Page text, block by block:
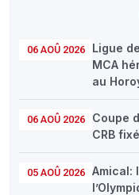
06 AOÛ 2026
Ligue
MCA
au
06 AOÛ 2026
Coupe
CRB
05 AOÛ 2026
Amical: